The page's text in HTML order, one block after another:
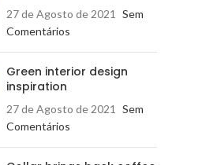
27 de Agosto de 2021
Sem
Comentários
Green interior design
inspiration
27 de Agosto de 2021
Sem
Comentários